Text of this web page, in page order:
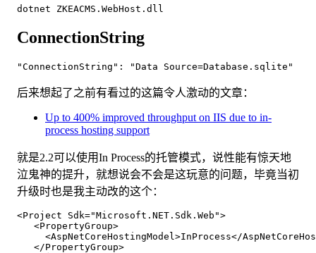
ConnectionString
后来想起了之前有看过的这篇令人激动的文章：
Up to 400% improved throughput on IIS due to in-
process hosting support
就是2.2可以使用In Process的托管模式，说性能有惊天地
泣鬼神的提升，就想说会不会是这玩意的问题，毕竟当初
升级时也是我主动改的这个：
<Project Sdk="Microsoft.NET.Sdk.Web">
   <PropertyGroup>
<AspNetCoreHostingModel>InProcess</
   </PropertyGroup>